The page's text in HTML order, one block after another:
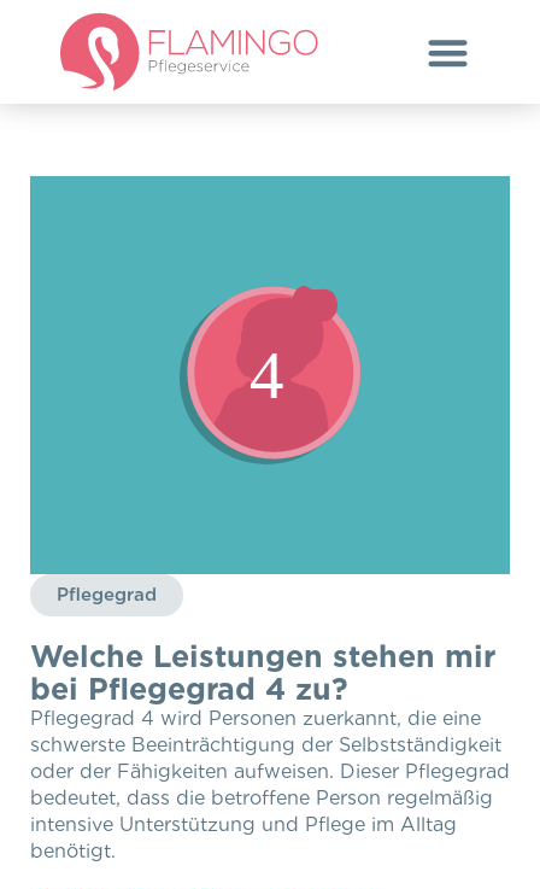
Pflegegrad
Welche Leistungen stehen mir
bei Pflegegrad 4 zu?
Pflegegrad 4 wird Personen zuerkannt, die eine
schwerste Beeinträchtigung der Selbstständigkeit
oder der Fähigkeiten aufweisen. Dieser Pflegegrad
bedeutet, dass die betroffene Person regelmäßig
intensive Unterstützung und Pflege im Alltag
benötigt.